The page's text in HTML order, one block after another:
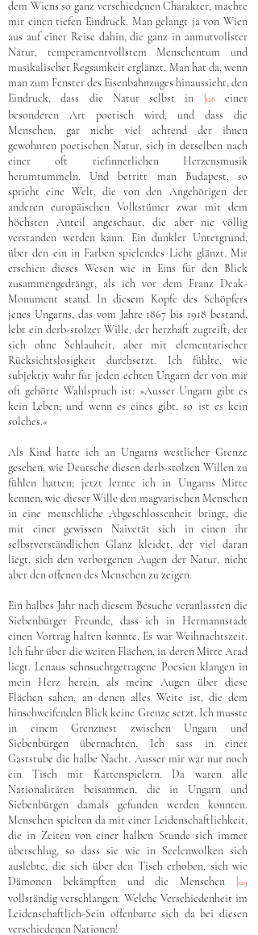
dem Wiens so ganz verschiedenen Charakter, machte
mir einen tiefen Eindruck. Man gelangt ja von Wien
aus auf einer Reise dahin, die ganz in anmutvollster
Natur, temperamentvollstem Menschentum und
musikalischer Regsamkeit erglänzt. Man hat da, wenn
man zum Fenster des Eisenbahnzuges hinaussieht, den
Eindruck, dass die Natur selbst in
128einer
besonderen Art poetisch wird, und dass die
Menschen, gar nicht viel achtend der ihnen
gewohnten poetischen Natur, sich in derselben nach
einer oft tiefinnerlichen Herzensmusik
herumtummeln. Und betritt man Budapest, so
spricht eine Welt, die von den Angehörigen der
anderen europäischen Volkstümer zwar mit dem
höchsten Anteil angeschaut, die aber nie völlig
verstanden werden kann. Ein dunkler Untergrund,
über den ein in Farben spielendes Licht glänzt. Mir
erschien dieses Wesen wie in Eins für den Blick
zusammengedrängt, als ich vor dem Franz Deak-
Monument stand. In diesem Kopfe des Schöpfers
jenes Ungarns, das vom Jahre 1867 bis 1918 bestand,
lebt ein derb-stolzer Wille, der herzhaft zugreift, der
sich ohne Schlauheit, aber mit elementarischer
Rücksichtslosigkeit durchsetzt. Ich fühlte, wie
subjektiv wahr für jeden echten Ungarn der von mir
oft gehörte Wahlspruch ist: »Ausser Ungarn gibt es
kein Leben; und wenn es eines gibt, so ist es kein
solches.«
Als Kind hatte ich an Ungarns westlicher Grenze
gesehen, wie Deutsche diesen derb-stolzen Willen zu
fühlen hatten; jetzt lernte ich in Ungarns Mitte
kennen, wie dieser Wille den magvarischen Menschen
in eine menschliche Abgeschlossenheit bringt, die
mit einer gewissen Naivetät sich in einen ihr
selbstverständlichen Glanz kleidet, der viel daran
liegt, sich den verborgenen Augen der Natur, nicht
aber den offenen des Menschen zu zeigen.
Ein halbes Jahr nach diesem Besuche veranlassten die
Siebenbürger Freunde, dass ich in Hermannstadt
einen Vortrag halten konnte. Es war Weihnachtszeit.
Ich fuhr über die weiten Flächen, in deren Mitte Arad
liegt. Lenaus sehnsuchtgetragene Poesien klangen in
mein Herz herein, als meine Augen über diese
Flächen sahen, an denen alles Weite ist, die dem
hinschweifenden Blick keine Grenze setzt. Ich musste
in einem Grenznest zwischen Ungarn und
Siebenbürgen übernachten. Ich sass in einer
Gaststube die halbe Nacht. Ausser mir war nur noch
ein Tisch mit Kartenspielern. Da waren alle
Nationalitäten beisammen, die in Ungarn und
Siebenbürgen damals gefunden werden konnten.
Menschen spielten da mit einer Leidenschaftlichkeit,
die in Zeiten von einer halben Stunde sich immer
überschlug, so dass sie wie in Seelenwolken sich
auslebte, die sich über den Tisch erhoben, sich wie
Dämonen bekämpften und die Menschen
129
vollständig verschlangen. Welche Verschiedenheit im
Leidenschaftlich-Sein offenbarte sich da bei diesen
verschiedenen Nationen!